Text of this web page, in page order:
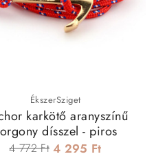
ÉkszerSziget
karkötő aranyszínű
dísszel - piros
4 772 Ft 4 295 Ft